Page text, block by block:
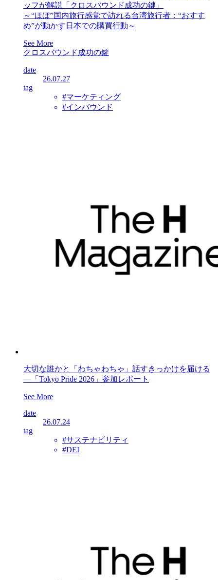
ッフが解説「クロスバウンド成功の鍵」
～“ほぼ”国内旅行感覚で訪れる台湾旅行者：“おすす
め”が動かす日本での購買行動～
See More
クロスバウンド成功の鍵
date
26.07.27
tag
#マーケティング
#インバウンド
大切な誰かと「わちゃわちゃ」話すきっかけを届ける
―「Tokyo Pride 2026」参加レポート
See More
date
26.07.24
tag
#サステナビリティ
#DEI